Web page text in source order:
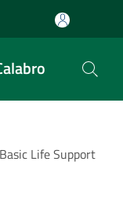
Life Support